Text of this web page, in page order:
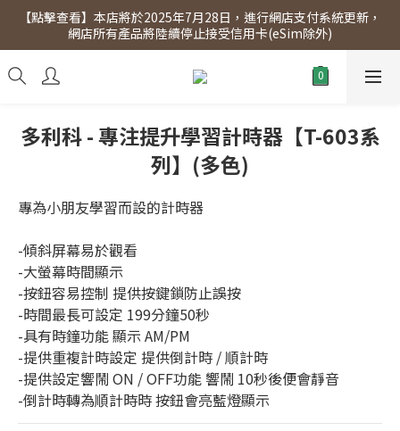
【點擊查看】會員專享 星期三全單95折!!!（優惠期至2026年12月
31日）。滿$300即免運費。
【點擊查看】本店將於2025年7月28日，進行網店支付系統更新，
網店所有產品將陸續停止接受信用卡(eSim除外)
【點擊查看】會員專享 星期三全單95折!!!（優惠期至2026年12月
31日）。滿$300即免運費。
多利科 - 專注提升學習計時器【T-603系
列】(多色)
專為小朋友學習而設的計時器
-傾斜屏幕易於觀看
-大螢幕時間顯示
-按鈕容易控制 提供按鍵鎖防止誤按
-時間最長可設定 199分鐘50秒
-具有時鐘功能 顯示 AM/PM
-提供重複計時設定 提供倒計時 / 順計時
-提供設定響鬧 ON / OFF功能 響鬧 10秒後便會靜音
-倒計時轉為順計時時 按鈕會亮藍燈顯示